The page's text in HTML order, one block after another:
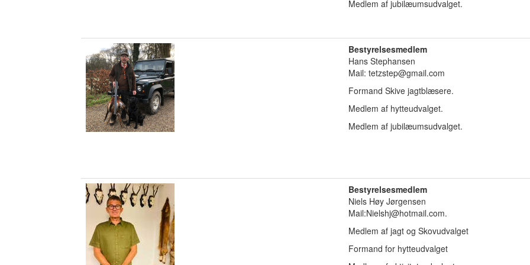
Medlem af jubilæumsudvalget.
Bestyrelsesmedlem
Hans Stephansen
Mail: tetzstep@gmail.com
Formand Skive jagtblæsere.
Medlem af hytteudvalget.
Medlem af jubilæumsudvalget.
Bestyrelsesmedlem
Niels Høy Jørgensen
Mail:Nielshj@hotmail.com.
Medlem af jagt og Skovudvalget
Formand for hytteudvalget